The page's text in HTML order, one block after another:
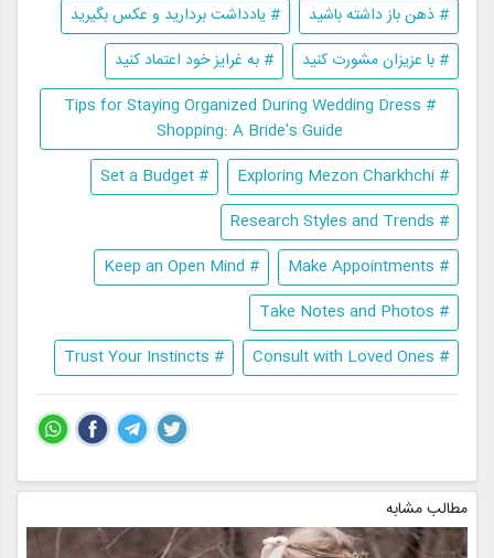
# ذهن باز داشته باشید
# یادداشت بردارید و عکس بگیرید
# با عزیزان مشورت کنید
# به غرایز خود اعتماد کنید
# Tips for Staying Organized During Wedding Dress
Shopping: A Bride's Guide
# Exploring Mezon Charkhchi
# Set a Budget
# Research Styles and Trends
# Make Appointments
# Keep an Open Mind
# Take Notes and Photos
# Consult with Loved Ones
# Trust Your Instincts
مطالب مشابه